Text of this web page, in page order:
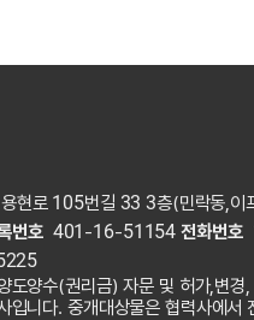
현로 105번길 33 3층(민락동,이
번호 401-16-51154 전화번호
도양수(권리금) 자문 및 허가,변경,
입니다. 중개대상물은 협력사에서